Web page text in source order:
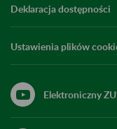
Deklaracja dostępności
Ustawienia plików
Elektroniczny